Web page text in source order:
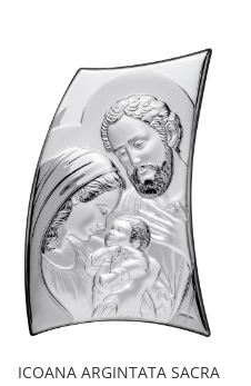
ICOANA ARGINTATA SACRA